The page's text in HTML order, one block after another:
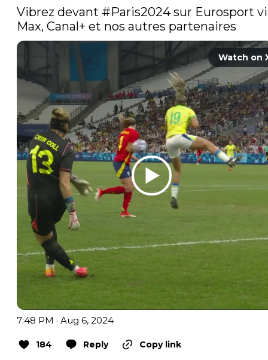
Vibrez devant #Paris2024 sur Eurosport
Max, Canal+ et nos autres partenaires
Watch on
7:48 PM · Aug 6, 2024
184 Reply
Copy link